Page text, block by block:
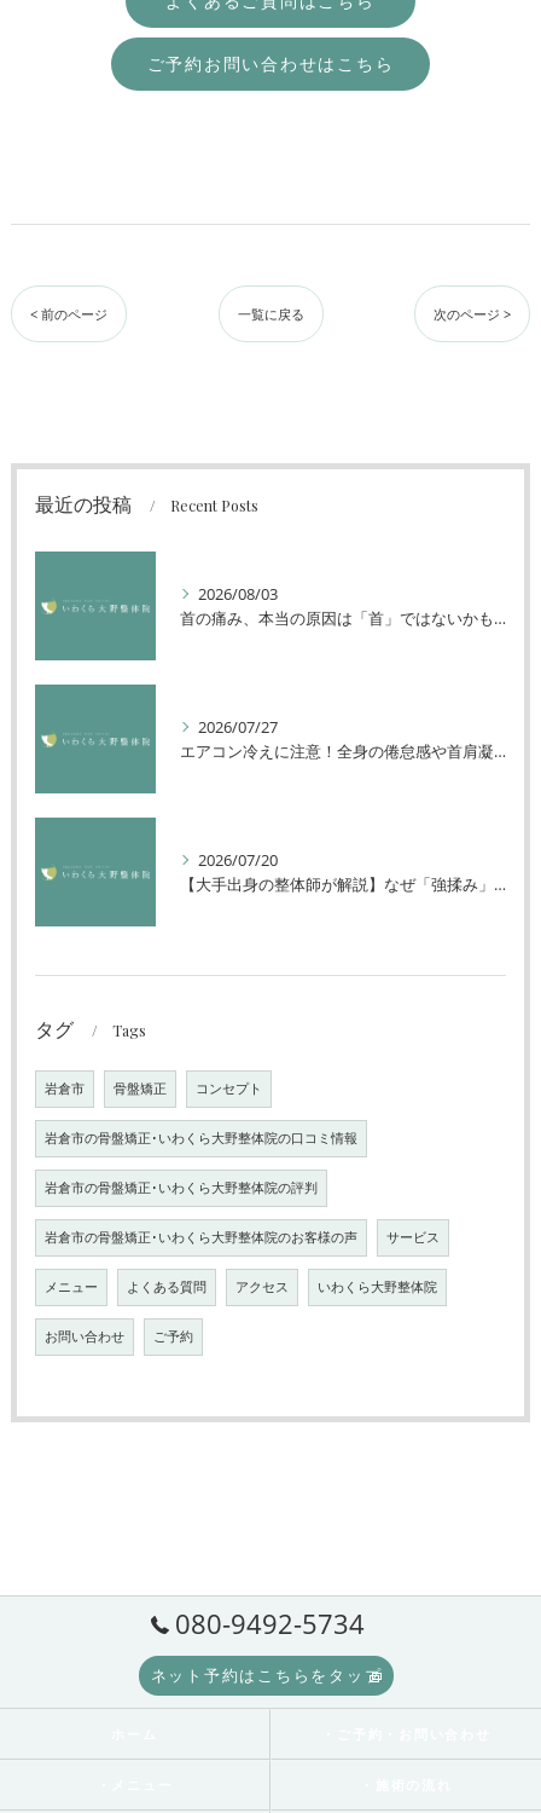
ご予約お問い合わせはこちら
< 前のページ 一覧に戻る 次のページ >
最近の投稿 Recent Posts
2026/08/03
首の痛み、本当の原因は「首」ではないかもしれません
2026/07/27
エアコン冷えに注意！全身の倦怠感や首肩凝りを解消する方法
2026/07/20
【大手出身の整体師が解説】なぜ「強揉み」は体に良くないのか？
タグ Tags
岩倉市 骨盤矯正 コンセプト
岩倉市の骨盤矯正･いわくら大野整体院の口コミ情報
岩倉市の骨盤矯正･いわくら大野整体院の評判
岩倉市の骨盤矯正･いわくら大野整体院のお客様の声 サービス
メニュー よくある質問 アクセス いわくら大野整体院
お問い合わせ ご予約
080-9492-5734
ネット予約はこちらをタップ